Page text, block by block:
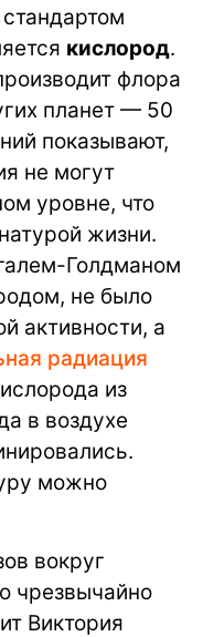
кислород.
флора
планет — 50
показывают,
не могут
уровне, что
жизни.
Голдманом
не было
активности, а
радиация
из
в воздухе
можно
вокруг
чрезвычайно
Виктория